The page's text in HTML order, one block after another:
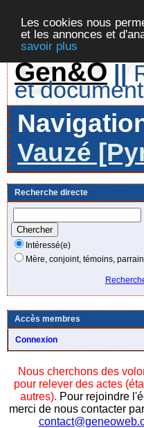
Les cookies nous
et les annonces et
savoir plus
Gen&O ||
et
Vauzé
Recherche directe
Intéressé(e)
Mère, conjoint, témoins,
Accès membres
Connexion
Nous cherchons des
pour relever des actes
autres). Pour rejoindre
merci de nous contacter